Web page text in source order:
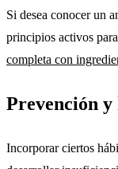
Si desea conocer un
principios activos
completa con
Prevención y
Incorporar ciertos